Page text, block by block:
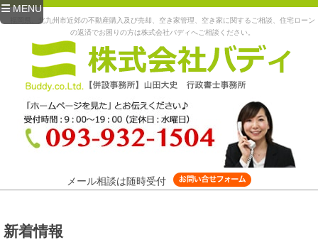
MENU
福岡県、北九州市近郊の不動産購入及び売却、空き家管理、空き家に関するご相談、住宅ローン
の返済でお困りの方は株式会社バディへご相談ください。
メール相談は随時受付
新着情報